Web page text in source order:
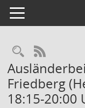
Toggle navigation
RSS-
Friedberg
18:15-20:00